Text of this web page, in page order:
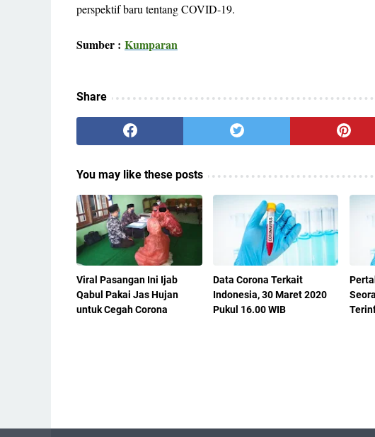
perspektif baru tentang COVID-19.
Sumber : Kumparan
Share
You may like these posts
Viral Pasangan Ini Ijab
Qabul Pakai Jas Hujan
untuk Cegah Corona
Data Corona Terkait
Indonesia, 30 Maret 2020
Pukul 16.00 WIB